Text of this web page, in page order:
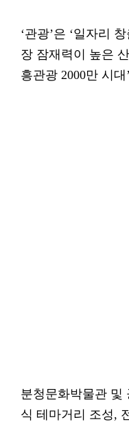
‘관광’은 ‘일자리
장 잠재력이 높은
흥관광 2000만 시
분청문화박물관 및
식 테마거리 조성,